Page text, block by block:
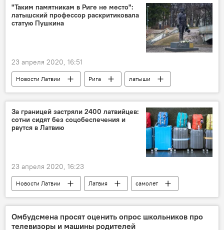
рыба
"Таким памятникам в Риге не место":
латышский профессор раскритиковала
статую Пушкина
23 апреля 2020, 16:51
Новости Латвии Рига
латыши
памятник Пушкину
памятник
За границей застряли 2400 латвийцев:
сотни сидят без соцобеспечения и
рвутся в Латвию
23 апреля 2020, 16:23
Новости Латвии Латвия самолет
Омбудсмена просят оценить опрос школьников про
телевизоры и машины родителей